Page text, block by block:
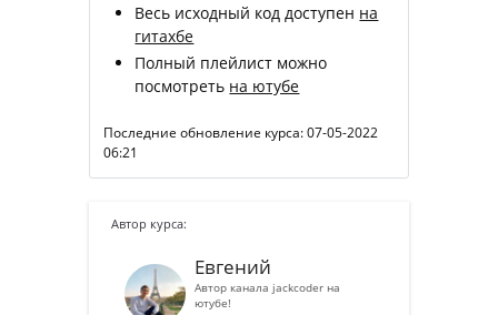
Весь исходный код доступен на
гитахбе
Полный плейлист можно
посмотреть на ютубе
Последние обновление курса: 07-05-2022
06:21
Автор курса:
Евгений
Автор канала jackcoder на
ютубе!